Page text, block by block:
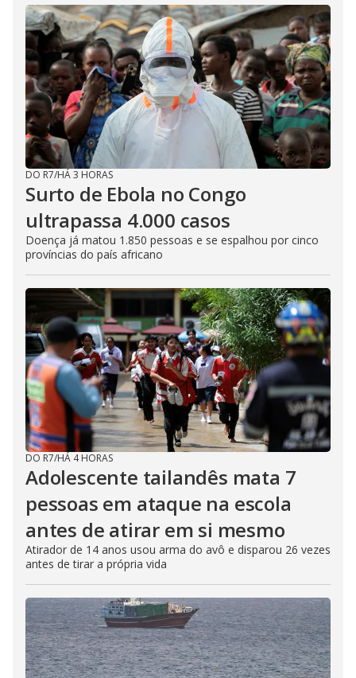
DO R7/HÁ 3 HORAS
Surto de Ebola no Congo
ultrapassa 4.000 casos
Doença já matou 1.850 pessoas e se espalhou por cinco
províncias do país africano
DO R7/HÁ 4 HORAS
Adolescente tailandês mata 7
pessoas em ataque na escola
antes de atirar em si mesmo
Atirador de 14 anos usou arma do avô e disparou 26 vezes
antes de tirar a própria vida